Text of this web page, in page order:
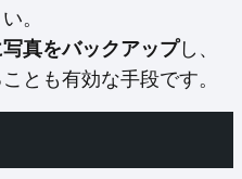
。
真をバックアップし、
とも有効な手段です。